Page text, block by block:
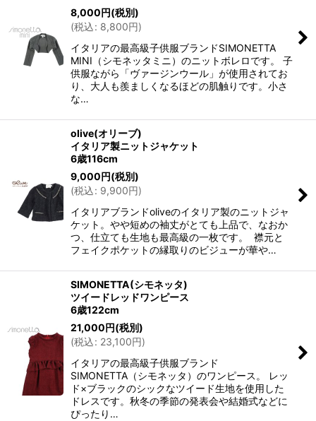
8,000円(税別)
(税込: 8,800円)
イタリアの最高級子供服ブランドSIMONETTA
MINI（シモネッタミニ）のニットボレロです。 子
供服ながら「ヴァージンウール」が使用されてお
り、大人も羨ましくなるほどの肌触りです。小さ
な…
olive(オリーブ)
イタリア製ニットジャケット
6歳116cm
9,000円(税別)
(税込: 9,900円)
イタリアブランドoliveのイタリア製のニットジャ
ケット。やや短めの袖丈がとても上品で、なおか
つ、仕立ても生地も最高級の一枚です。 襟元と
フェイクポケットの縁取りのビジューが華や…
SIMONETTA(シモネッタ)
ツイードレッドワンピース
6歳122cm
21,000円(税別)
(税込: 23,100円)
イタリアの最高級子供服ブランド
SIMONETTA（シモネッタ）のワンピース。 レッ
ド×ブラックのシックなツイード生地を使用した
ドレスです。秋冬の季節の発表会や結婚式などに
ぴったり…